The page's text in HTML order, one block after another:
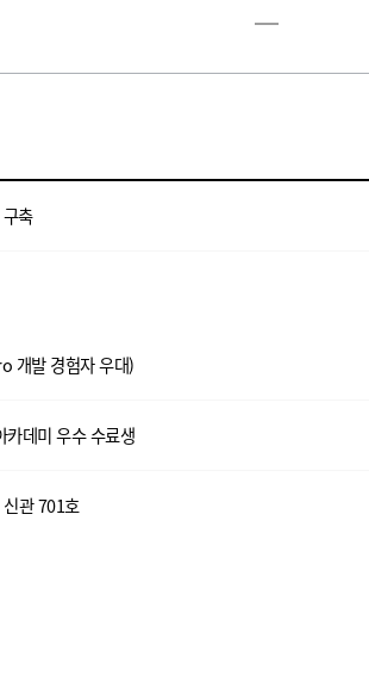
축
개발 경험자 우대)
데미 우수 수료생
관 701호